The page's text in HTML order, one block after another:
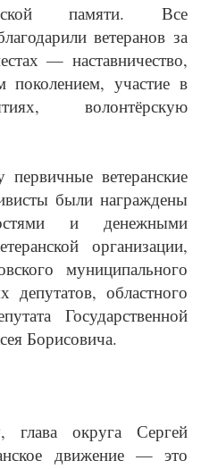
памяти. Все
ветеранов за
— наставничество,
поколением, участие в
волонтёрскую
ветеранские
были награждены
и денежными
организации,
муниципального
депутатов, областного
Государственной
Борисовича.
глава округа Сергей
движение — это